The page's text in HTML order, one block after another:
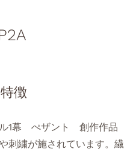
徴
1幕 ぺザント 創作作品
刺繍が施されています。繊